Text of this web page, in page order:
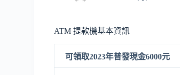
ATM 提款機基本資訊
可領取2023年普發現金6000元